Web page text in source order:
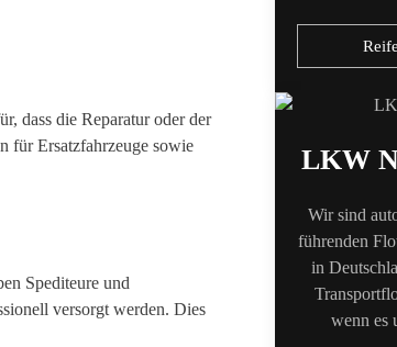
dass die Reparatur oder der
für Ersatzfahrzeuge sowie
Spediteure und
versorgt werden. Dies
LKW
Wir sind
führenden
in
wenn es